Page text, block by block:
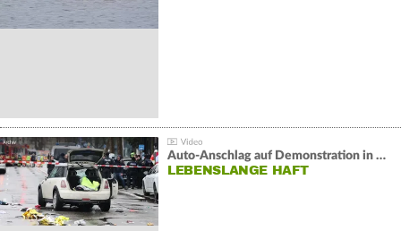
Auto-Anschlag auf Demonstration in München:
LEBENSLANGE HAFT